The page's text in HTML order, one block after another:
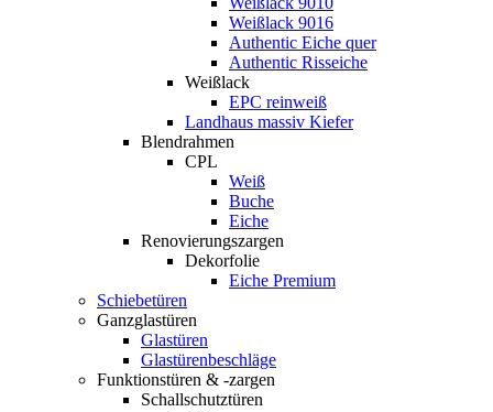
Weißlack 9016
Authentic Eiche quer
Authentic Risseiche
Weißlack
EPC reinweiß
Landhaus massiv Kiefer
Blendrahmen
CPL
Weiß
Buche
Eiche
Renovierungszargen
Dekorfolie
Eiche Premium
Schiebetüren
Ganzglastüren
Glastüren
Glastürenbeschläge
Funktionstüren & -zargen
Schallschutztüren